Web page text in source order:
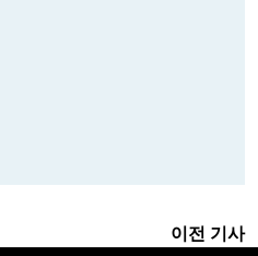
이전 기사